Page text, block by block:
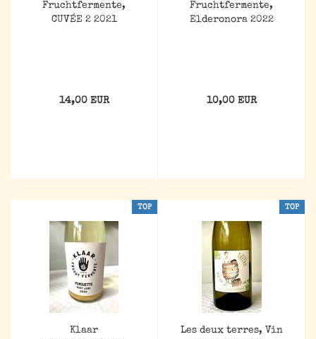
Fruchtfermente,
CUVÉE 2 2021
14,00 EUR
Fruchtfermente,
Elderonora 2022
10,00 EUR
TOP
Klaar
TOP
Les deux terres, Vin